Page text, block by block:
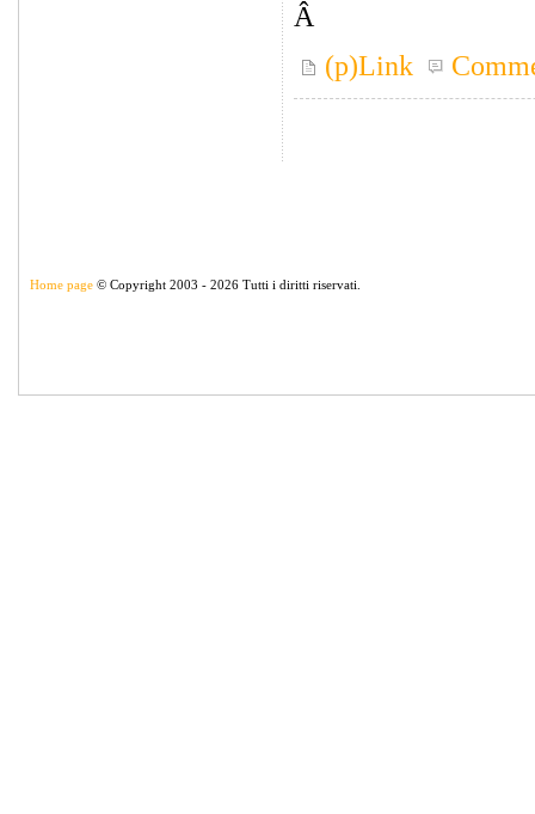
Â
(p)Link
Home page © Copyright 2003 - 2026 Tutti i diritti riservati.